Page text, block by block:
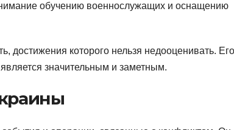
обучению военнослужащих и оснащению
которого нельзя недооценивать. Его
значительным и заметным.